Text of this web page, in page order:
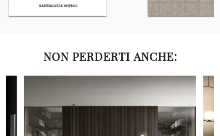
NON PERDERTI ANCHE: